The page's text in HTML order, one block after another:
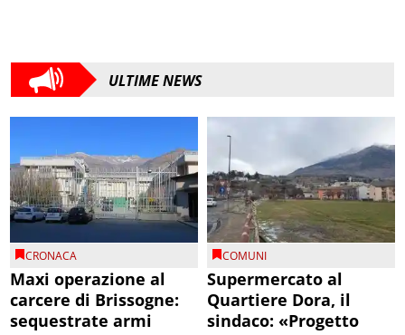
ULTIME NEWS
CRONACA
Maxi operazione al
carcere di Brissogne:
sequestrate armi
COMUNI
Supermercato al
Quartiere Dora, il
sindaco: «Progetto